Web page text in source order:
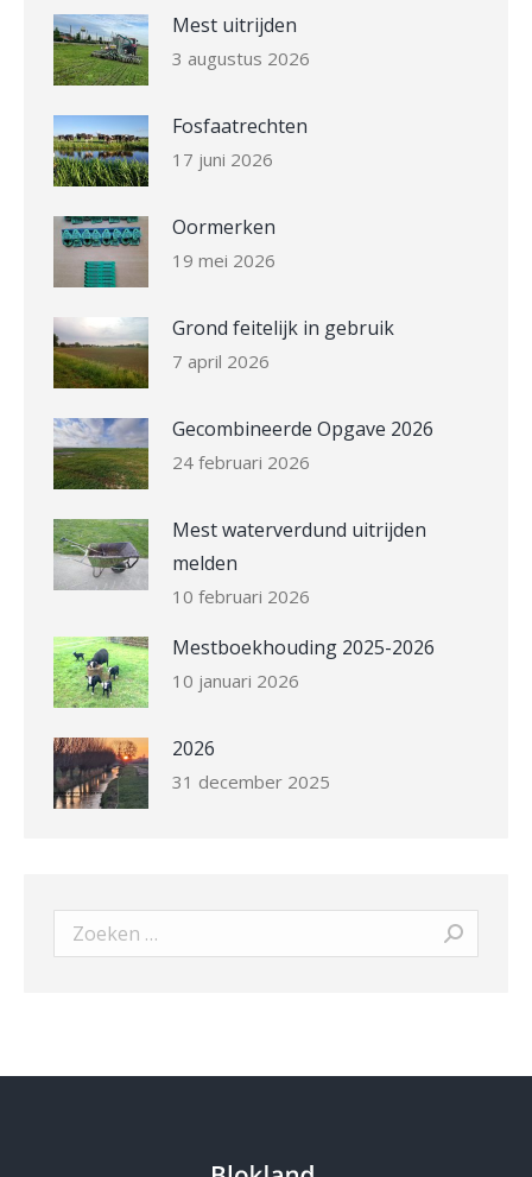
Mest uitrijden
3 augustus 2026
Fosfaatrechten
17 juni 2026
Oormerken
19 mei 2026
Grond feitelijk in gebruik
7 april 2026
Gecombineerde Opgave 2026
24 februari 2026
Mest waterverdund uitrijden
melden
10 februari 2026
Mestboekhouding 2025-2026
10 januari 2026
2026
31 december 2025
Search: